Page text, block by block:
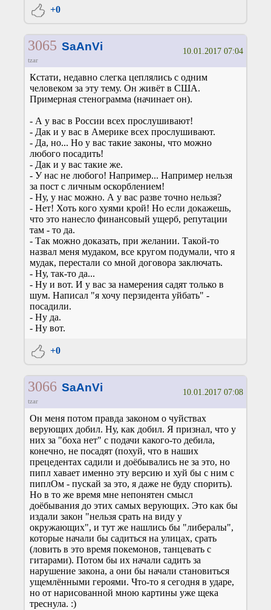
+0
3065 SaAnVi
tzar
10.01.2017 07:04
Кстати, недавно слегка цеплялись с одним
человеком за эту тему. Он живёт в США.
Примерная стенограмма (начинает он).
- А у вас в России всех прослушивают!
- Дак и у вас в Америке всех прослушивают.
- Да, но... Но у вас такие законы, что можно
любого посадить!
- Дак и у вас такие же.
- У нас не любого! Например... Например нельзя
за пост с личным оскорблением!
- Ну, у нас можно. А у вас разве точно нельзя?
- Нет! Хоть кого хуями крой! Но если докажешь,
что это нанесло финансовый ущерб, репутации
там - то да.
- Так можно доказать, при желании. Такой-то
назвал меня мудаком, все кругом подумали, что я
мудак, перестали со мной договора заключать.
- Ну, так-то да...
- Ну и вот. И у вас за намерения садят только в
шум. Написал "я хочу перзидента уйбать" -
посадили.
- Ну да.
- Ну вот.
+0
3066 SaAnVi
tzar
10.01.2017 07:08
Он меня потом правда законом о чуйствах
верующих добил. Ну, как добил. Я признал, что у
них за "боха нет" с подачи какого-то дебила,
конечно, не посадят (похуй, что в наших
прецедентах садили и доёбывались не за это, но
пипл хавает именно эту версию и хуй бы с ним с
пиплОм - пускай за это, я даже не буду спорить).
Но в то же время мне непонятен смысл
доёбывания до этих самых верующих. Это как бы
издали закон "нельзя срать на виду у
окружающих", и тут же нашлись бы "либералы",
которые начали бы садиться на улицах, срать
(ловить в это время покемонов, танцевать с
гитарами). Потом бы их начали садить за
нарушение закона, а они бы начали становиться
ущемлёнными героями. Что-то я сегодня в ударе,
но от нарисованной мною картины уже щека
треснула. :)